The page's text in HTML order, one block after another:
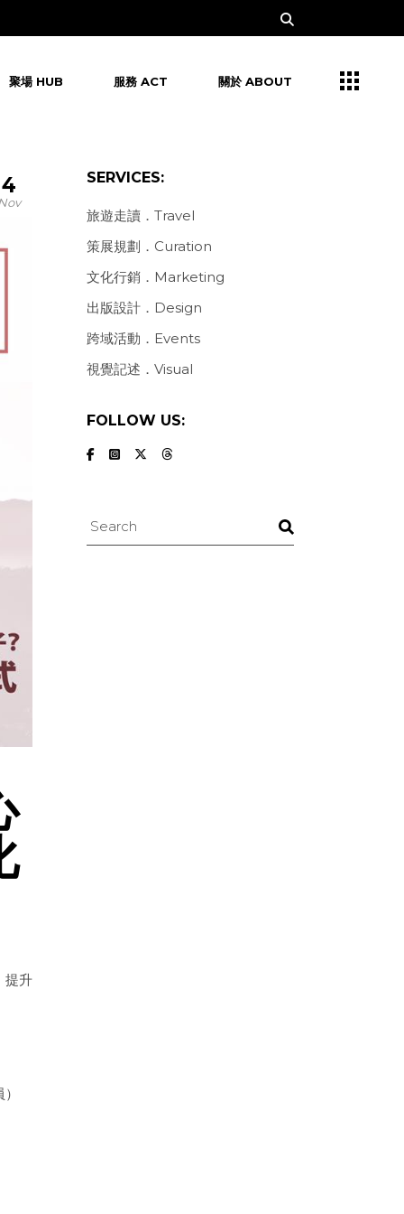
聚場 HUB 服務 ACT 關於 ABOUT
4
提升
SERVICES:
旅遊走讀．Travel
策展規劃．Curation
文化行銷．Marketing
出版設計．Design
跨域活動．Events
視覺記述．Visual
FOLLOW US:
Search